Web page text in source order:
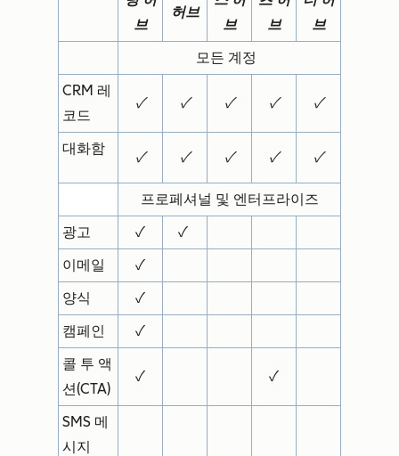
브
허브
브
브
브
모든 계정
CRM 레
코드
✓ ✓ ✓ ✓ ✓
대화함
✓ ✓ ✓ ✓ ✓
프로페셔널 및 엔터프라이즈
광고
✓
✓
이메일
✓
양식
✓
캠페인
✓
콜 투 액
션(CTA)
✓ ✓
SMS 메
시지